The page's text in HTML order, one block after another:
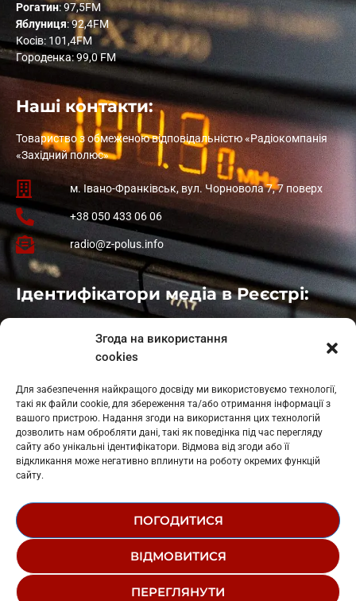
Згода на використання
cookies
Для забезпечення найкращого досвіду ми використовуємо технології,
такі як файли cookie, для збереження та/або отримання інформації з
вашого пристрою. Надання згоди на використання цих технологій
дозволить нам обробляти дані, такі як поведінка під час перегляду
сайту або унікальні ідентифікатори. Відмова від згоди або її
відкликання може негативно вплинути на роботу окремих функцій
сайту.
ПОГОДИТИСЯ
ВІДМОВИТИСЯ
ПЕРЕГЛЯНУТИ
Рогатин: 97,5FM
Яблуниця: 92,4FM
Косів: 101,4FM
Городенка: 99,0 FM
Наші контакти:
Товариство з обмеженою відповідальністю «Радіокомпанія
«Західний полюс»
м. Івано-Франківськ, вул. Чорновола 7, 7 поверх
+38 050 433 06 06
radio@z-polus.info
Ідентифікатори медіа в Реєстрі:
: L11-01410
: L11-01801
Косів: L11-01805
Гарасимів: L11-02274
© 1995-2026 РК «ЗАХІДНИЙ ПОЛЮС»
РЕДАКЦІЙНИЙ СТАТУТ
СТРУКТУРА ВЛАСНОСТІ